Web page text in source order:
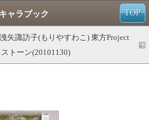
TOP
ャラブック
矢諏訪子(もりやすわこ) 東方Project
トーン(20101130)